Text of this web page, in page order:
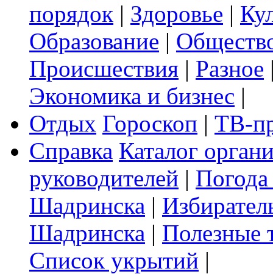
порядок | Здоровье |
Образование |
Происшествия | Разное
Экономика и бизнес |
Отдых Гороскоп | ТВ-
Справка Каталог
руководителей |
Шадринска |
Шадринска | Полезные
Список укрытий |